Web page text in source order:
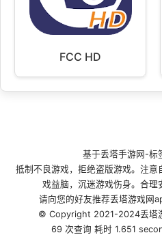
FCC HD
基于丢塔手游网 -标
抵制不良游戏，拒绝盗版游戏。注
戏益脑，沉迷游戏伤身。合理
请向您的好友推荐丢塔游戏网
© Copyright 2021-2024丢塔
69 次查询 耗时 1.651